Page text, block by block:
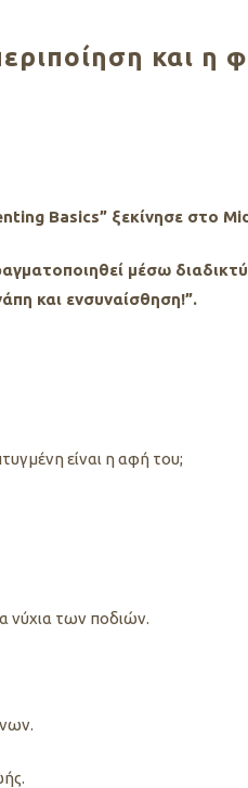
και η
Basics” ξεκίνησε στο
μέσω
και ενσυναίσθηση!”.
είναι η αφή του;
νύχια των ποδιών.